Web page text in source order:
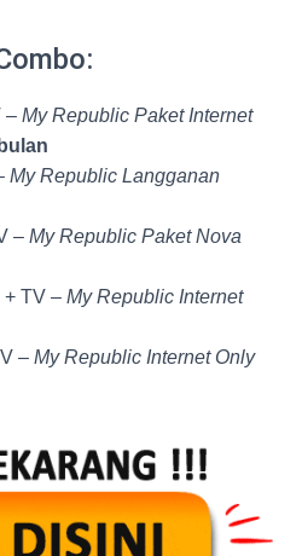
– My Republic Paket Internet
My Republic Langganan
– My Republic Paket Nova
+ TV – My Republic Internet
– My Republic Internet Only